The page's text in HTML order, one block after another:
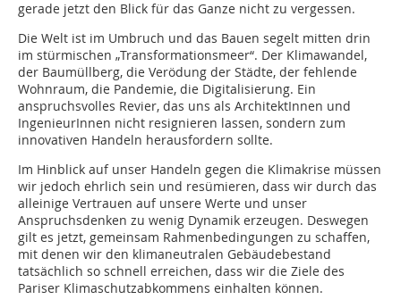
gerade jetzt den Blick für das Ganze nicht zu vergessen.
Die Welt ist im Umbruch und das Bauen segelt mitten drin
im stürmischen „Transformationsmeer“. Der Klimawandel,
der Baumüllberg, die Verödung der Städte, der fehlende
Wohnraum, die Pandemie, die Digitalisierung. Ein
anspruchsvolles Revier, das uns als ArchitektInnen und
Inge­nieurInnen nicht resignieren lassen, sondern zum
innovativen Handeln herausfordern sollte.
Im Hinblick auf unser Handeln gegen die Klima­krise müssen
wir jedoch ehrlich sein und resümieren, dass wir durch das
alleinige Vertrauen auf unsere Werte und unser
Anspruchsdenken zu wenig Dynamik erzeugen. Deswegen
gilt es jetzt, gemeinsam Rahmenbedingungen zu schaffen,
mit denen wir den klimaneutralen Gebäudebestand
tatsächlich so schnell erreichen, dass wir die Ziele des
Pariser ­Klimaschutzabkommens einhalten können.